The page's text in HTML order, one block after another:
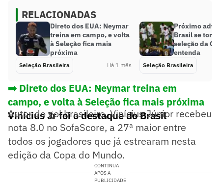
RELACIONADAS
Direto dos EUA: Neymar
treina em campo, e volta
à Seleção fica mais
próxima
Seleção Brasileira Há 1 mês
Próximo
Brasil se
seleção da
entenda
Seleção Brasileira
➡️ Direto dos EUA: Neymar treina em
campo, e volta à Seleção fica mais próxima
Vinícius Jr foi o destaque do Brasil
Autor do gol brasileiro, Vinícius Júnior recebeu
nota 8.0 no SofaScore, a 27ª maior entre
todos os jogadores que já estrearam nesta
edição da Copa do Mundo.
CONTINUA
APÓS A
PUBLICIDADE